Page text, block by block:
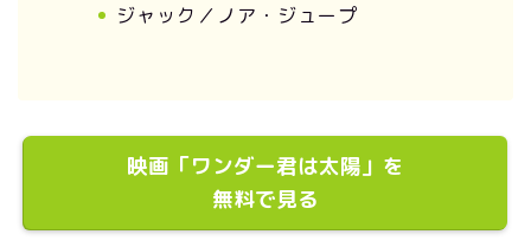
ジャック／ノア・ジュープ
映画「ワンダー君は太陽」を
無料で見る